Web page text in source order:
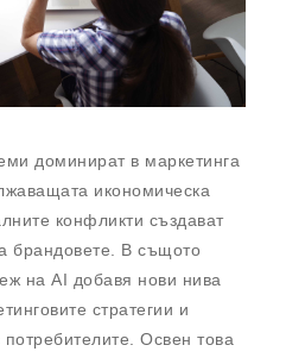
доминират в маркетинга
икономическа
конфликти създават
брандовете. В същото
на AI добавя нови нива
стратегии и
потребителите. Освен това